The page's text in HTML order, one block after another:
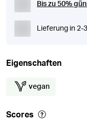
Bis zu 50%
Lieferung in 2-
Eigenschaften
vegan
Scores